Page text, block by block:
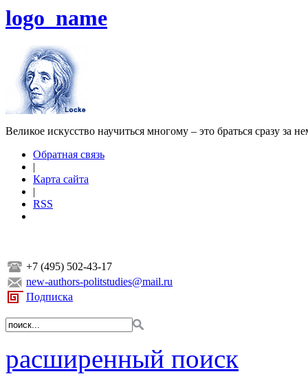
logo_name
Великое искусство научиться многому – это браться сразу за
Обратная связь
|
Карта сайта
|
RSS
+7 (495) 502-43-17
new-authors-politstudies@mail.ru
Подписка
расширенный поиск